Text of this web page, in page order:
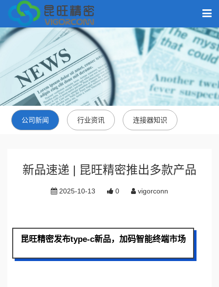
公司新闻 行业资讯 连接器知识
新品速递 | 昆旺精密推出多款产品
2025-10-13 0 vigorconn
昆旺精密发布type-c新品，加码智能终端市场